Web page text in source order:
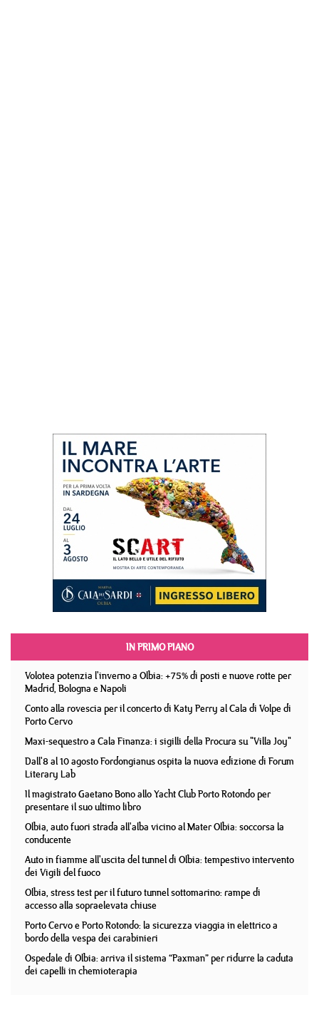
IN PRIMO PIANO
Volotea potenzia l'inverno a Olbia: +75% di posti e nuove rotte per
Madrid, Bologna e Napoli
Conto alla rovescia per il concerto di Katy Perry al Cala di Volpe di
Porto Cervo
Maxi-sequestro a Cala Finanza: i sigilli della Procura su "Villa Joy"
Dall'8 al 10 agosto Fordongianus ospita la nuova edizione di Forum
Literary Lab
Il magistrato Gaetano Bono allo Yacht Club Porto Rotondo per
presentare il suo ultimo libro
Olbia, auto fuori strada all'alba vicino al Mater Olbia: soccorsa la
conducente
Auto in fiamme all'uscita del tunnel di Olbia: tempestivo intervento
dei Vigili del fuoco
Olbia, stress test per il futuro tunnel sottomarino: rampe di
accesso alla sopraelevata chiuse
Porto Cervo e Porto Rotondo: la sicurezza viaggia in elettrico a
bordo della vespa dei carabinieri
Ospedale di Olbia: arriva il sistema “Paxman” per ridurre la caduta
dei capelli in chemioterapia